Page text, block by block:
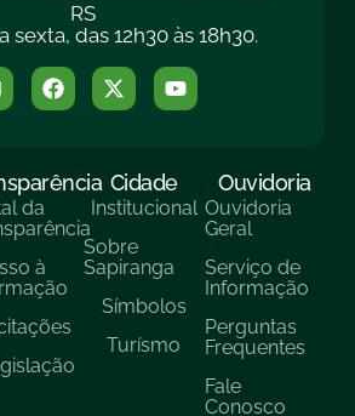
RS
sexta, das 12h30 às 18h30.
da
à
Cidade
Institucional
Sobre
Sapiranga
Símbolos
Turísmo
Ouvidoria
Ouvidoria
Geral
Serviço de
Informação
Perguntas
Frequentes
Fale
Conosco